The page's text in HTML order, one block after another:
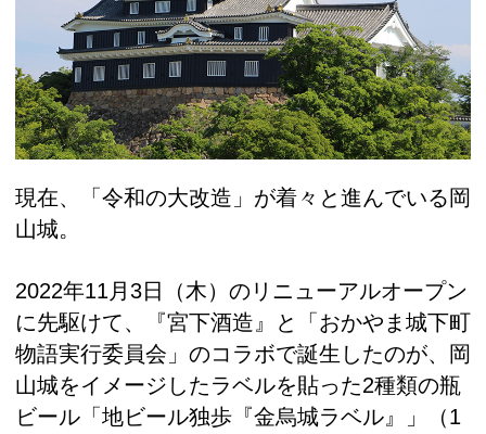
現在、「令和の大改造」が着々と進んでいる岡
山城。
2022年11月3日（木）のリニューアルオープン
に先駆けて、『宮下酒造』と「おかやま城下町
物語実行委員会」のコラボで誕生したのが、岡
山城をイメージしたラベルを貼った2種類の瓶
ビール「地ビール独歩『金烏城ラベル』」（1